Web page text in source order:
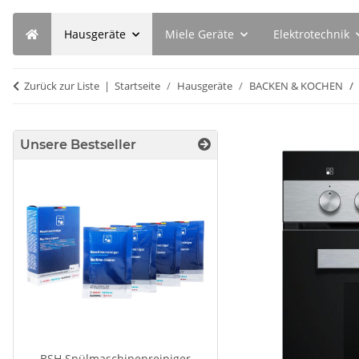
Hausgeräte Miele Geräte Elektrotechnik
Zurück zur Liste Startseite Hausgeräte BACKEN & KOCHEN
Unsere Bestseller